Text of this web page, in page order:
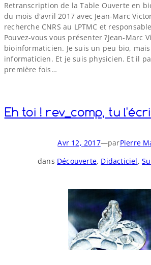
Retranscription de la Table Ouverte en
du mois d'avril 2017 avec Jean-​Marc
recherche CNRS au LPTMC et
Pouvez-​vous vous présenter ?Jean-​Marc
bioinformaticien. Je suis un peu bio,
informaticien. Et je suis physicien. Et il
première fois…
Eh toi ! rev_​comp, tu
Avr 12, 2017—parPierre
dans Découverte, Didacticiel,